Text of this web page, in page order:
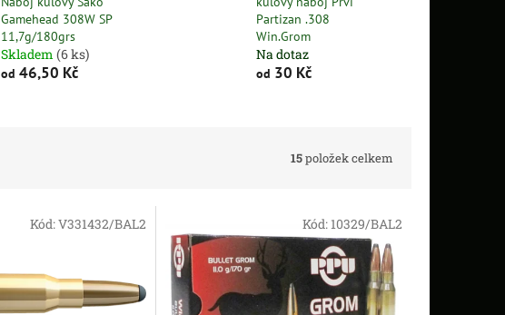
Gamehead 308W SP
11,7g/180grs
Skladem (6 ks)
od 46,50 Kč
Partizan .308
Win.Grom
Na dotaz
od 30 Kč
15položek celkem
Kód:V331432/BAL2 Kód: 10329/BAL2